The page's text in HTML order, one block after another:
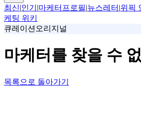
최신|인기 |마케터프로필|뉴스레터 |위픽
케팅 위키
큐레이션 오리지널
마케터를 찾을 수
목록으로 돌아가기